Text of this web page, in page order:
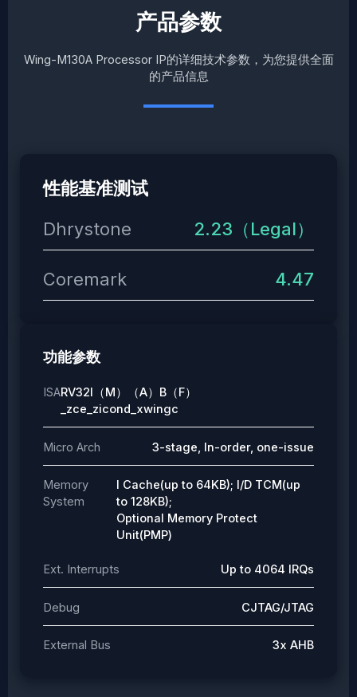
产品参数
Wing-M130A Processor IP的详细技术参数，为您提供全面
的产品信息
性能基准测试
Dhrystone
2.23（Legal）
Coremark 4.47
功能参数
ISARV32I（M）（A）B（F）
_zce_zicond_xwingc
Micro Arch 3-stage, In-order, one-issue
Memory
System
I Cache(up to 64KB); I/D TCM(up
to 128KB);
Optional Memory Protect
Unit(PMP)
Ext. Interrupts Up to 4064 IRQs
Debug CJTAG/JTAG
External Bus 3x AHB